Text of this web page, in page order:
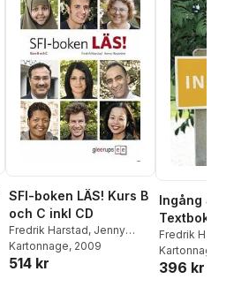
SFI-boken LÄS! Kurs B
och C inkl CD
Fredrik Harstad, Jenny
Hostetter
Kartonnage, 2009
514 kr
Ingång Sfi
Textbok
Fredrik Harstad
Kartonnage
396 kr